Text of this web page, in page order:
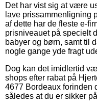
Det har vist sig at være
lave prissammenligning
af dette har de fleste e-
prisniveauet på specielt
babyer og børn, samt til
nogle gange yde fragt
Dog kan det imidlertid
shops efter rabat på
4677 Bordeaux forinden
således at du er sikker